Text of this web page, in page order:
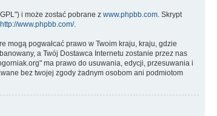
i może zostać pobrane z www.phpbb.com . Skrypt
http://www.phpbb.com/.
mogą pogwałcać prawo w Twoim kraju, kraju, gdzie
a Twój Dostawca Internetu zostanie przez nas
ma prawo do usuwania, edycji, przesuwania i
bez twojej zgody żadnym osobom ani podmiotom